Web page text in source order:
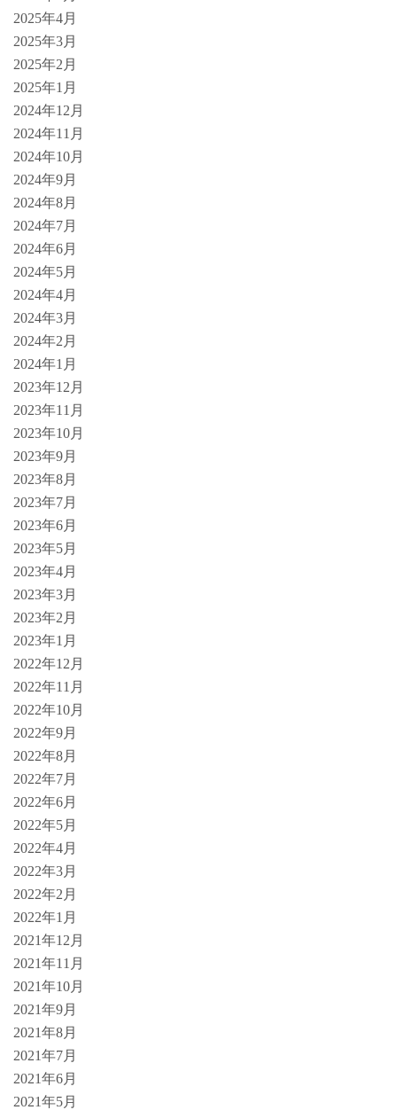
2025年4月
2025年3月
2025年2月
2025年1月
2024年12月
2024年11月
2024年10月
2024年9月
2024年8月
2024年7月
2024年6月
2024年5月
2024年4月
2024年3月
2024年2月
2024年1月
2023年12月
2023年11月
2023年10月
2023年9月
2023年8月
2023年7月
2023年6月
2023年5月
2023年4月
2023年3月
2023年2月
2023年1月
2022年12月
2022年11月
2022年10月
2022年9月
2022年8月
2022年7月
2022年6月
2022年5月
2022年4月
2022年3月
2022年2月
2022年1月
2021年12月
2021年11月
2021年10月
2021年9月
2021年8月
2021年7月
2021年6月
2021年5月